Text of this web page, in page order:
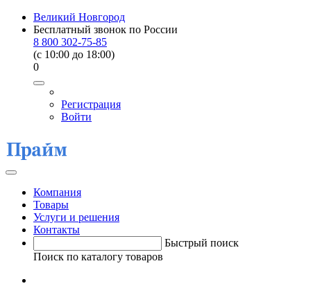
Великий Новгород
Бесплатный звонок по России
8 800 302-75-85
(c 10:00 до 18:00)
0
Регистрация
Войти
Компания
Товары
Услуги и решения
Контакты
Быстрый поиск
Поиск по каталогу товаров